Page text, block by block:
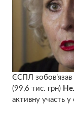
ЄСПЛ зобов’язав
(99,6 тис. грн)
активну участь